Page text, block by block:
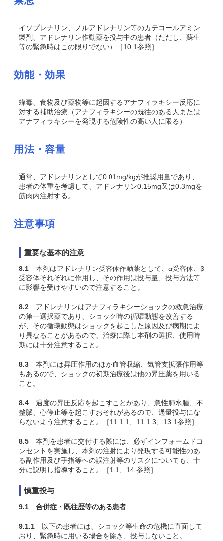
イソプレナリン、ノルアドレナリン等のカテコールアミン
製剤、アドレナリン作動薬を投与中の患者（ただし、蘇生
等の緊急時はこの限りでない）［10.1参照］
効能・効果
蜂毒、食物及び薬物等に起因するアナフィラキシー反応に
対する補助治療（アナフィラキシーの既往のある人または
アナフィラキシーを発現する危険性の高い人に限る）
用法・容量
通常、アドレナリンとして0.01mg/kgが推奨用量であり、
患者の体重を考慮して、アドレナリン0.15mg又は0.3mgを
筋肉内注射する。
注意事項
重要な基本的注意
8.1 本剤はアドレナリン受容体作動薬として、α受容体、β
受容体それぞれに作用し、その作用は投与量、投与方法等
に影響を受けやすいので注意すること。
8.2 アドレナリンはアナフィラキシーショックの救急治療
の第一選択薬であり、ショック時の循環動態を改善する
が、その循環動態はショックを起こした原因及び病期によ
り異なることがあるので、治療に際し本剤の選択、使用時
期には十分注意すること。
8.3 本剤には昇圧作用のほか血管収縮、気管支拡張作用等
もあるので、ショックの初期治療後は他の昇圧薬を用いる
こと。
8.4 過度の昇圧反応を起こすことがあり、急性肺水腫、不
整脈、心停止等を起こすおそれがあるので、過量投与にな
らないよう注意すること。［11.1.1、11.1.3、13.1参照］
8.5 本剤を患者に交付する際には、必ずインフォームドコ
ンセントを実施し、本剤の注射により発現する可能性のあ
る副作用及び手指等への誤注射等のリスクについても、十
分に説明し指導すること。［1.1、14.参照］
慎重投与
9.1 合併症・既往歴等のある患者
9.1.1 以下の患者には、ショック等生命の危機に直面して
おり、緊急時に用いる場合を除き、投与しないこと。